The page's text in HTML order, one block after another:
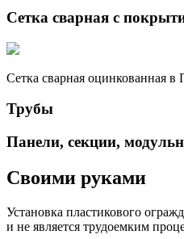
Сетка сварная с
Сетка сварная оцинкованная
Трубы
Панели, секции,
Своими руками
Установка пластикового
и не является трудоемким